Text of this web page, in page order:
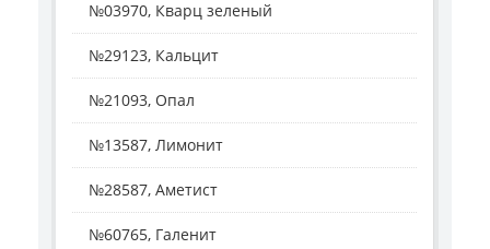
№03970, Кварц зеленый
№29123, Кальцит
№21093, Опал
№13587, Лимонит
№28587, Аметист
№60765, Галенит